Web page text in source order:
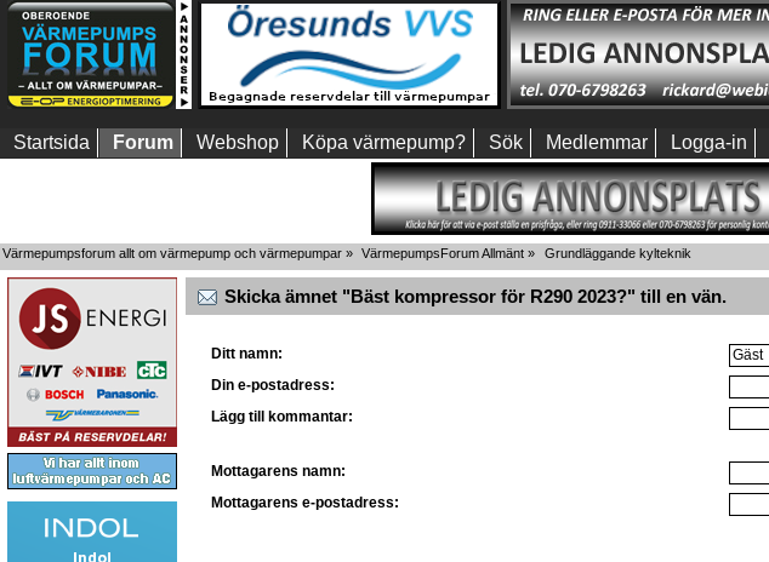
Startsida Forum Webshop Köpa värmepump? Sök Medlemmar Logga-in
Värmepumpsforum allt om värmepump och värmepumpar » VärmepumpsForum Allmänt » Grundläggande kylteknik
Skicka ämnet "Bäst kompressor för R290 2023?" till en vän.
Ditt namn:
Din e-postadress:
Lägg till kommantar:
Mottagarens namn:
Mottagarens e-postadress: